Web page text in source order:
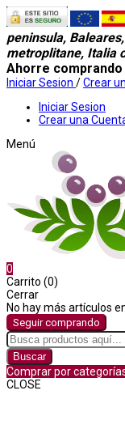
peninsula,
metroplitane, Italia
Ahorre
Iniciar Sesion /Crear
Iniciar Sesion
Crear una
Menú
0
Carrito (0)
Cerrar
No hay más artículos
Seguir comprando
Buscar
Comprar por
CLOSE